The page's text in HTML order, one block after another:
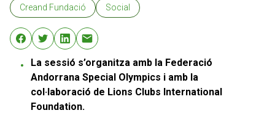
Creand Fundació Social
La sessió s’organitza amb la Federació
Andorrana Special Olympics i amb la
col·laboració de Lions Clubs International
Foundation.